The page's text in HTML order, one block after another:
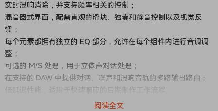
实时混响消除，并支持频率相关的控制；
混音器式界面，配备直观的滑块、独奏和静音控制以及视觉反
馈；
每个元素都拥有独立的 EQ 部分，允许在每个组件内进行音调调
整；
可选的 M/S 处理，用于立体声对话处理；
在支持的 DAW 中提供对话、噪声和混响音轨的多路输出路由；
The next generation of its dialogue
阅读全文